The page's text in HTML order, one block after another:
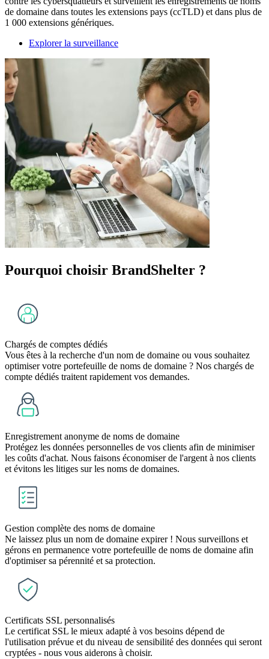
de domaine dans toutes les extensions pays (ccTLD) et dans plus de
1 000 extensions génériques.
Explorer la surveillance
Pourquoi choisir BrandShelter ?
Chargés de comptes dédiés
Vous êtes à la recherche d'un nom de domaine ou vous souhaitez
optimiser votre portefeuille de noms de domaine ? Nos chargés de
compte dédiés traitent rapidement vos demandes.
Enregistrement anonyme de noms de domaine
Protégez les données personnelles de vos clients afin de minimiser
les coûts d'achat. Nous faisons économiser de l'argent à nos clients
et évitons les litiges sur les noms de domaines.
Gestion complète des noms de domaine
Ne laissez plus un nom de domaine expirer ! Nous surveillons et
gérons en permanence votre portefeuille de noms de domaine afin
d'optimiser sa pérennité et sa protection.
Certificats SSL personnalisés
Le certificat SSL le mieux adapté à vos besoins dépend de
l'utilisation prévue et du niveau de sensibilité des données qui seront
cryptées - nous vous aiderons à choisir.